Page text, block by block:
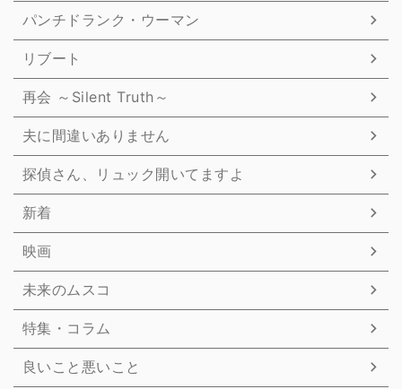
パンチドランク・ウーマン
リブート
再会 ～Silent Truth～
夫に間違いありません
探偵さん、リュック開いてますよ
新着
映画
未来のムスコ
特集・コラム
良いこと悪いこと